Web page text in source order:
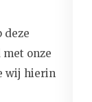
deze
onze
wij hierin